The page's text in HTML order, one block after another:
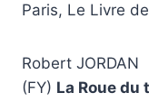
Paris, Le Livre
Robert JORDAN
(FY) La Roue du